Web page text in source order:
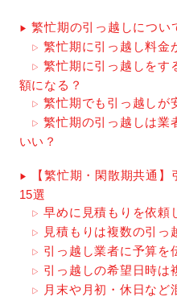
繁忙期の引っ越しについ
繁忙期に引っ越し料金
繁忙期に引っ越しをす
額になる？
繁忙期でも引っ越しが
繁忙期の引っ越しは業
いい？
【繁忙期・閑散期共通
15選
早めに見積もりを依頼
見積もりは複数の引っ
引っ越し業者に予算を
引っ越しの希望日時は
月末や月初・休日など